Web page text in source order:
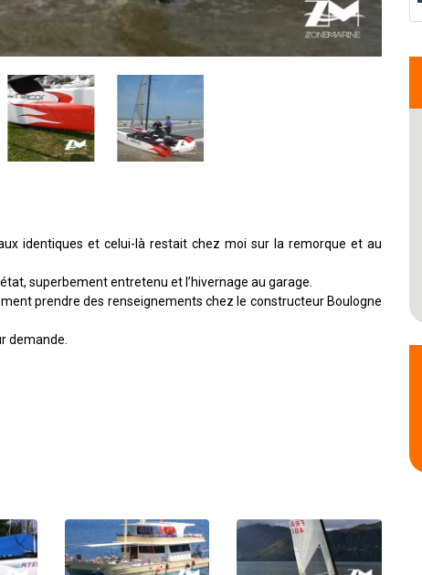
identiques et celui-là restait chez moi sur la remorque et au
superbement entretenu et l’hivernage au garage.
prendre des renseignements chez le constructeur Boulogne
demande.